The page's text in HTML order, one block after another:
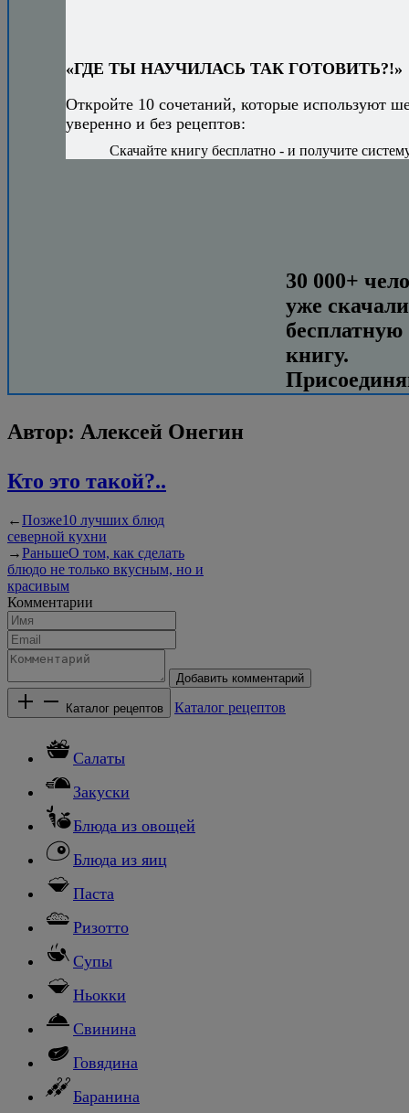
30 000+
уже скачали
бесплатную
книгу.
Автор: Алексей Онегин
Кто это такой?..
←Позже10 лучших блюд
северной кухни
→РаньшеО том, как сделать
блюдо не только вкусным, но и
красивым
Комментарии
Добавить комментарий
Каталог рецептов Каталог рецептов
Салаты
Закуски
Блюда из овощей
Блюда из яиц
Паста
Ризотто
Супы
Ньокки
Свинина
Говядина
Баранина
«ГДЕ ТЫ НАУЧИЛАСЬ ТАК ГОТОВИТЬ?!»
Откройте 10 сочетаний, которые используют
уверенно и без рецептов:
Скачайте книгу бесплатно - и получите